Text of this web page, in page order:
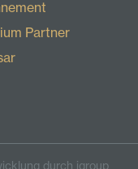
Partner
durch igroup